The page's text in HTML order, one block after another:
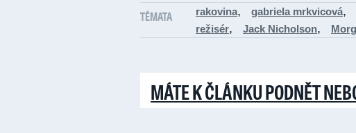
TÉMATA rakovina, gabriela mrkvicová,
režisér, Jack Nicholson,
MÁTE K ČLÁNKU PODNĚT